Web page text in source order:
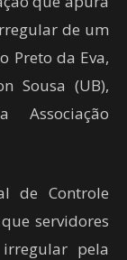
de um
Preto da Eva,
Sousa (UB),
Associação
de Controle
servidores
pela